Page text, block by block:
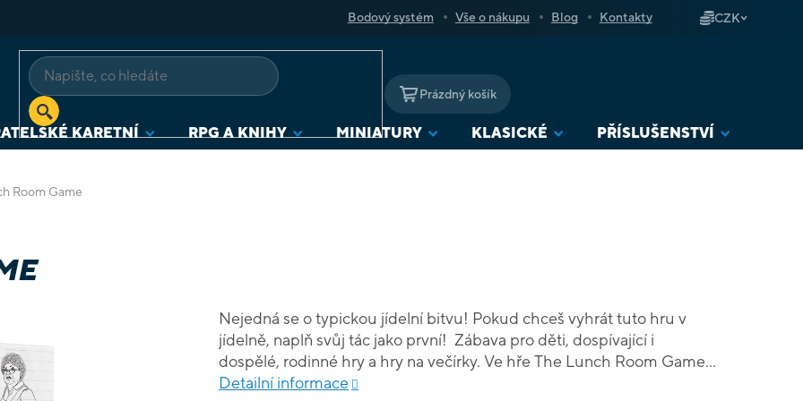
Bodový systém Vše o nákupu Blog Kontakty CZK
NÁKUPNÍ
KOŠÍK
Prázdný košík
KARETNÍ RPG A KNIHY MINIATURY KLASICKÉ PŘÍSLUŠENSTVÍ
Room Game
Nejedná se o typickou jídelní bitvu! Pokud chceš vyhrát tuto hru v
jídelně, naplň svůj tác jako první! Zábava pro děti, dospívající i
dospělé, rodinné hry a hry na večírky. Ve hře The Lunch Room Game
není herní deska, každý hráč dostane svůj vlastní mini tác s obědem,
Detailní informace